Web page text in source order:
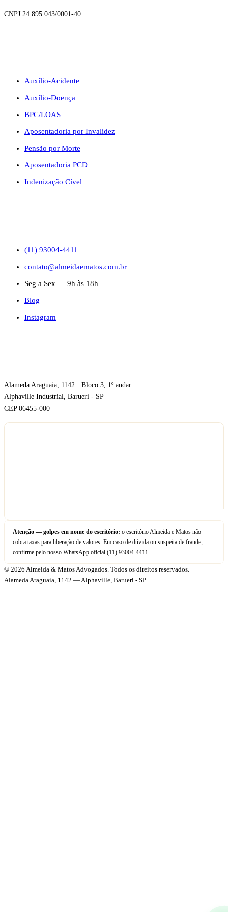
CNPJ 24.895.043/0001-40
Auxílio-Acidente
Auxílio-Doença
BPC/LOAS
Aposentadoria por Invalidez
Pensão por Morte
Aposentadoria PCD
Indenização Cível
(11) 93004-4411
contato@almeidaematos.com.br
Seg a Sex — 9h às 18h
Blog
Instagram
Alameda Araguaia, 1142 · Bloco 3, 1º andar
Alphaville Industrial, Barueri - SP
CEP 06455-000
Atenção — golpes em nome do escritório: o escritório Almeida e Matos não
cobra taxas para liberação de valores. Em caso de dúvida ou suspeita de fraude,
confirme pelo nosso WhatsApp oficial (11) 93004-4411
© 2026 Almeida & Matos Advogados. Todos os direitos reservados.
Alameda Araguaia, 1142 — Alphaville, Barueri - SP